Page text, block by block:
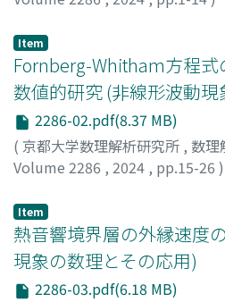
Item
Fornberg-Whitham方程式
数値的研究 (非線形波動
2286-02.pdf(8.37 MB)
( 京都大学数理解析研究所 , 数理
Volume 2286 , 2024 , pp.15-26 )
Item
熱音響境界層の外縁速度
現象の数理とその応用)
2286-03.pdf(6.18 MB)